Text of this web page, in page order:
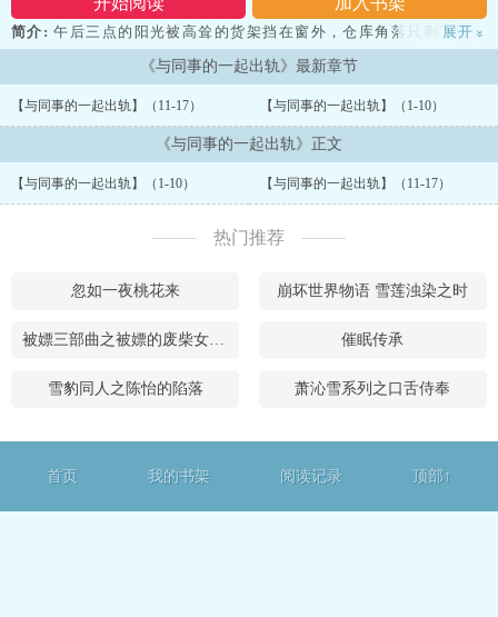
简介: 午后三点的阳光被高耸的货架挡在窗外，仓库角落只剩下昏暗
的yin影和浓重的纸箱味。这几周的专案像大山一样压下来，每个人都
展开 »
《与同事的一起出轨》最新章节
【与同事的一起出轨】（11-17） 【与同事的一起出轨】（1-10）
《与同事的一起出轨》正文
【与同事的一起出轨】（1-10） 【与同事的一起出轨】（11-17）
热门推荐
忽如一夜桃花来 崩坏世界物语 雪莲浊染之时
被嫖三部曲之被嫖的废柴女帝（全） 催眠传承
雪豹同人之陈怡的陷落 萧沁雪系列之口舌侍奉
首页 我的书架 阅读记录 顶部↑